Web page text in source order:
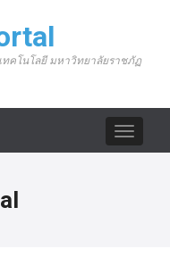
คโนโลยี มหาวิทยาลัยราชภัฏ
Toggle